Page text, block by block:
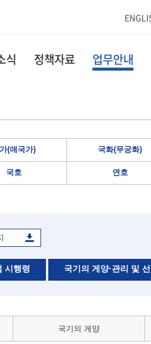
식 정책자료 업무안내
(애국가) 국화(무궁화)
국호 연호
시행령 국기의 게양·관리 및
국기의 게양